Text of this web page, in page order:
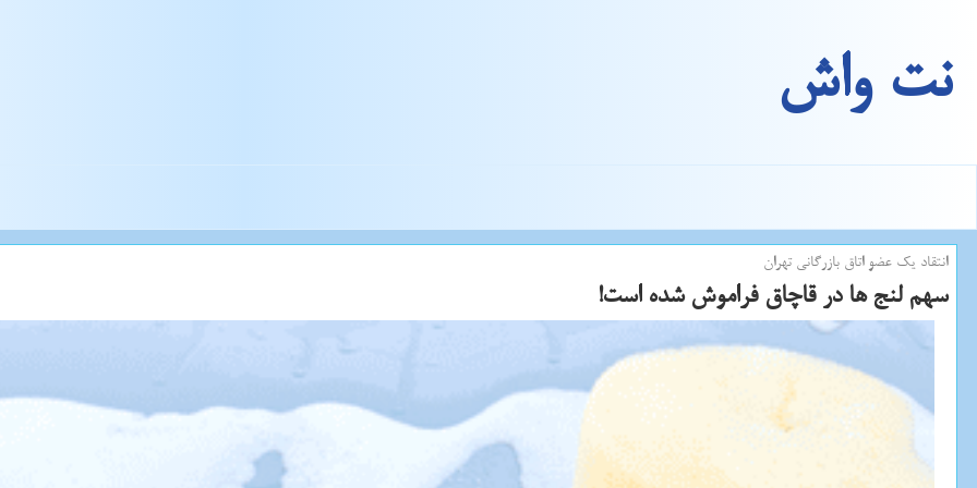
نت واش
انتقاد یك عضو اتاق بازرگانی تهران
سهم لنج ها در قاچاق فراموش شده است!